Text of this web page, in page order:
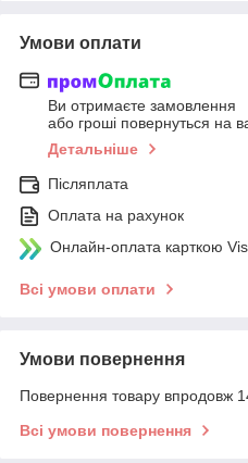
Умови оплати
Ви отримаєте замовлення
або гроші повернуться на
Детальніше
Післяплата
Оплата на рахунок
Онлайн-оплата карткою
Всі умови оплати
Умови повернення
Повернення товару впродовж
Всі умови повернення